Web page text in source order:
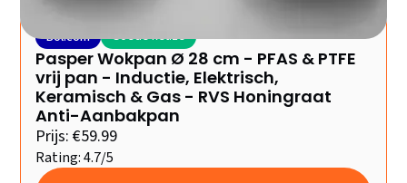
Bol.com Goede keuze
Pasper Wokpan Ø 28 cm - PFAS & PTFE
vrij pan - Inductie, Elektrisch,
Keramisch & Gas - RVS Honingraat
Anti-Aanbakpan
Prijs: €59.99
Rating: 4.7/5